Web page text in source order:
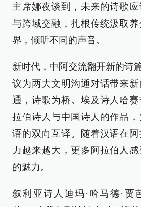
主席娜夜谈到，未来的诗歌
与跨域交融，扎根传统汲取
界，倾听不同的声音。
新时代，中阿交流翻开新的诗
议为两大文明沟通对话带来
通，诗歌为桥。埃及诗人哈
拉伯诗人与中国诗人的作品
语的双向互译。随着汉语在
力越来越大，更多阿拉伯人
的魅力。
叙利亚诗人迪玛·哈马德·贾